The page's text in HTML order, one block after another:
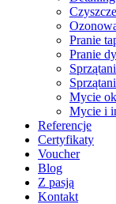
Pranie
Pranie
Mycie
Mycie i
Referencje
Certyfikaty
Voucher
Blog
Z pasją
Kontakt